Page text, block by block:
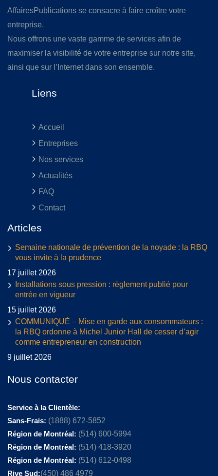
AffairesPublications se consacre à faire croître votre
entreprise.
Nous offrons une vaste gamme de services afin de
maximiser la visibilité de votre entreprise sur notre site,
ainsi que sur l’Internet dans son ensemble.
Liens
Accueil
Entreprises
Nos services
Actualités
FAQ
Contact
Articles
Semaine nationale de prévention de la noyade : la RBQ
vous invite à la prudence
17 juillet 2026
Installations sous pression : règlement publié pour
entrée en vigueur
15 juillet 2026
COMMUNIQUÉ – Mise en garde aux consommateurs :
la RBQ ordonne à Michel Junior Hall de cesser d’agir
comme entrepreneur en construction
9 juillet 2026
Nous contacter
Service à la Clientèle:
Sans-Frais: (1888) 672-5852
Région de Montréal: (514) 600-5994
Région de Montréal: (514) 418-3920
Région de Montréal: (514) 612-0498
Rive Sud:(450) 486 4979